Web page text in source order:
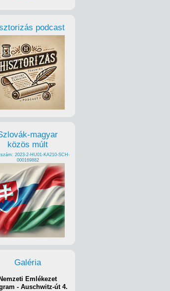
podcast
magyar
közös múlt
2023-2-HU01-KA210-SCH-
000169882
Galéria
Emlékezet
- Auschwitz-út 4.